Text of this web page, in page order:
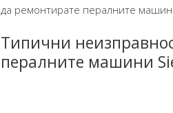
да ремонтирате пералните
Типични
пералните машини